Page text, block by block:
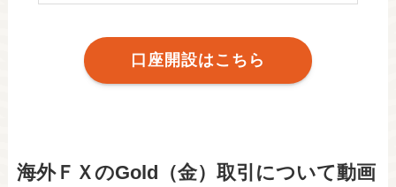
口座開設はこちら
海外ＦＸのGold（金）取引について動画